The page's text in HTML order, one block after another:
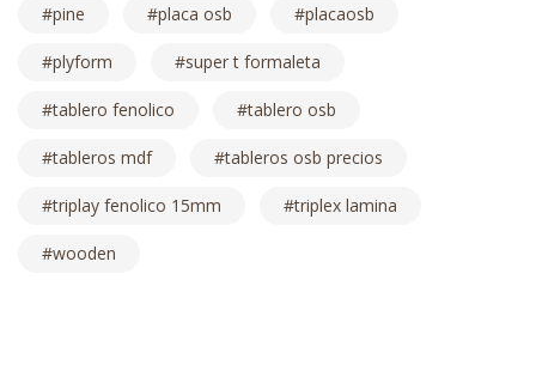
pine placa osb placaosb
plyform super t formaleta
tablero fenolico tablero osb
tableros mdf tableros osb precios
triplay fenolico 15mm triplex lamina
wooden